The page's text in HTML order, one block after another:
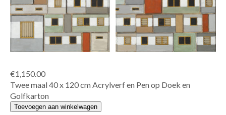
€1,150.00
Twee maal 40 x 120 cm Acrylverf en Pen op Doek en
Golfkarton
Platte
Toevoegen aan winkelwagen